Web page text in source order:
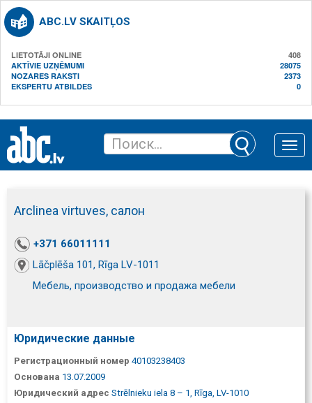
ABC.LV SKAITĻOS
LIETOTĀJI ONLINE
408
AKTĪVIE UZŅĒMUMI
28075
NOZARES RAKSTI
2373
EKSPERTU ATBILDES
0
Toggle
Arclinea virtuves, салон
+371 66011111
Lāčplēša 101, Rīga LV-1011
Мебель, производство и продажа мебели
Юридические данные
Регистрационный номер 40103238403
Основана 13.07.2009
Юридический адрес Strēlnieku iela 8 – 1, Rīga, LV-1010